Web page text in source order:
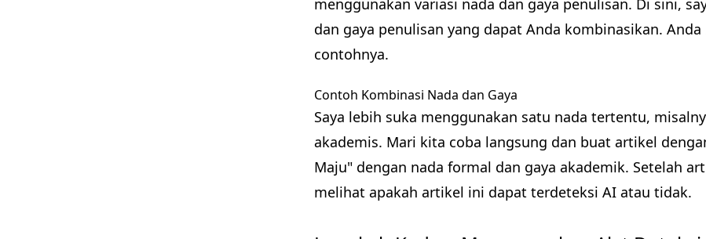
dan gaya penulisan yang dapat Anda kombinasikan.
contohnya.
Contoh Kombinasi Nada dan Gaya
Saya lebih suka menggunakan satu nada tertentu,
akademis. Mari kita coba langsung dan buat artikel
Maju" dengan nada formal dan gaya akademik. Setelah
melihat apakah artikel ini dapat terdeteksi AI atau tidak.